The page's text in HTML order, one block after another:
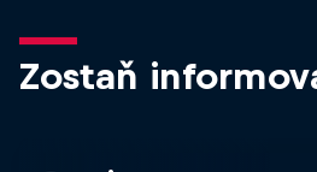
Zostaň